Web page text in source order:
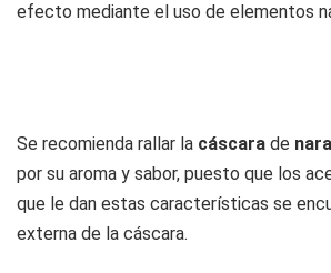
efecto mediante el uso de elementos
Se recomienda rallar la cáscara de
por su aroma y sabor, puesto que los
que le dan estas características se
externa de la cáscara.